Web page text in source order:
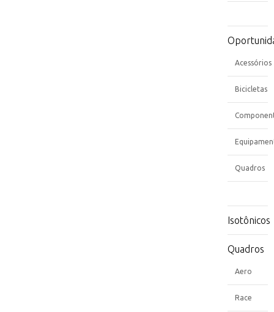
Acessórios
Bicicletas
Quadros
Isotônicos
Quadros
Aero
Race